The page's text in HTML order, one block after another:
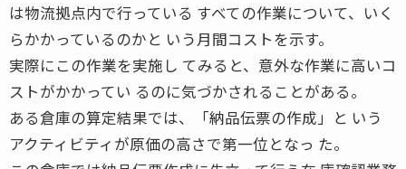
は物流拠点内で行っている すべての作業について、いく
らかかっているのかと いう月間コストを示す。
実際にこの作業を実施し てみると、意外な作業に高いコ
ストがかかってい るのに気づかされることがある。
ある倉庫の算定結果では、「納品伝票の作成」と いう
アクティビティが原価の高さで第一位となっ た。